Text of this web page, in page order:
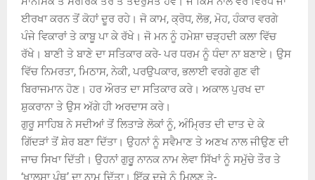
ਈਰਖਾ ਕਰਨ ਤੋਂ ਕੋਹਾਂ ਦੂਰ ਰਹੇ। ਜੋ ਕਾਮ, ਕ੍ਰੋਧ, ਲੋਭ, ਮੋਹ, ਹੰਕਾਰ ਵਰਗੇ
ਪੰਜੇ ਵਿਕਾਰਾਂ ਤੇ ਕਾਬੂ ਪਾ ਕੇ ਰੱਖੇ। ਜੋ ਮਨ ਨੂੰ ਹਮੇਸ਼ਾ ਚੜ੍ਹਦੀ ਕਲਾ ਵਿੱਚ
ਰੱਖੇ। ਬਾਣੀ ਤੇ ਬਾਣੇ ਦਾ ਸਤਿਕਾਰ ਕਰੇ- ਪਰ ਧਰਮ ਨੂੰ ਧੰਦਾ ਨਾ ਬਣਾਏ। ਉਸ
ਵਿੱਚ ਨਿਮਰਤਾ, ਮਿਠਾਸ, ਨੇਕੀ, ਪਰਉਪਕਾਰ, ਭਲਾਈ ਵਰਗੇ ਗੁਣ ਵੀ
ਬਿਰਾਜਮਾਨ ਹੋਣ। ਹਰ ਔਰਤ ਦਾ ਸਤਿਕਾਰ ਕਰੇ। ਅਕਾਲ ਪੁਰਖ ਦਾ
ਸ਼ੁਕਰਾਨਾ ਤੇ ਉਸ ਅੱਗੇ ਹੀ ਅਰਦਾਸ ਕਰੇ।
ਗੁਰੂ ਸਾਹਿਬ ਨੇ ਸਦੀਆਂ ਤੋਂ ਲਿਤਾੜੇ ਲੋਕਾਂ ਨੂੰ, ਅੰਮ੍ਰਿਤ ਦੀ ਦਾਤ ਦੇ ਕੇ
ਗਿੱਦੜਾਂ ਤੋਂ ਸ਼ੇਰ ਬਣਾ ਦਿੱਤਾ। ਉਹਨਾਂ ਨੂੰ ਸਵੈਮਾਣ ਤੇ ਅਣਖ ਨਾਲ ਜੀਉਣ ਦੀ
ਜਾਚ ਸਿਖਾ ਦਿੱਤੀ। ਉਹਨਾਂ ਗੁਰੂੁ ਨਾਨਕ ਨਾਮ ਲੇਵਾ ਸਿੱਖਾਂ ਨੂੰ ਸਮੁੱਚੇ ਤੌਰ ਤੇ
‘ਖਾਲਸਾ ਪੰਥ’ ਦਾ ਨਾਮ ਦਿੱਤਾ। ਇੱਕ ਦੂਜੇ ਨੂੰ ਮਿਲਣ ਤੇ-